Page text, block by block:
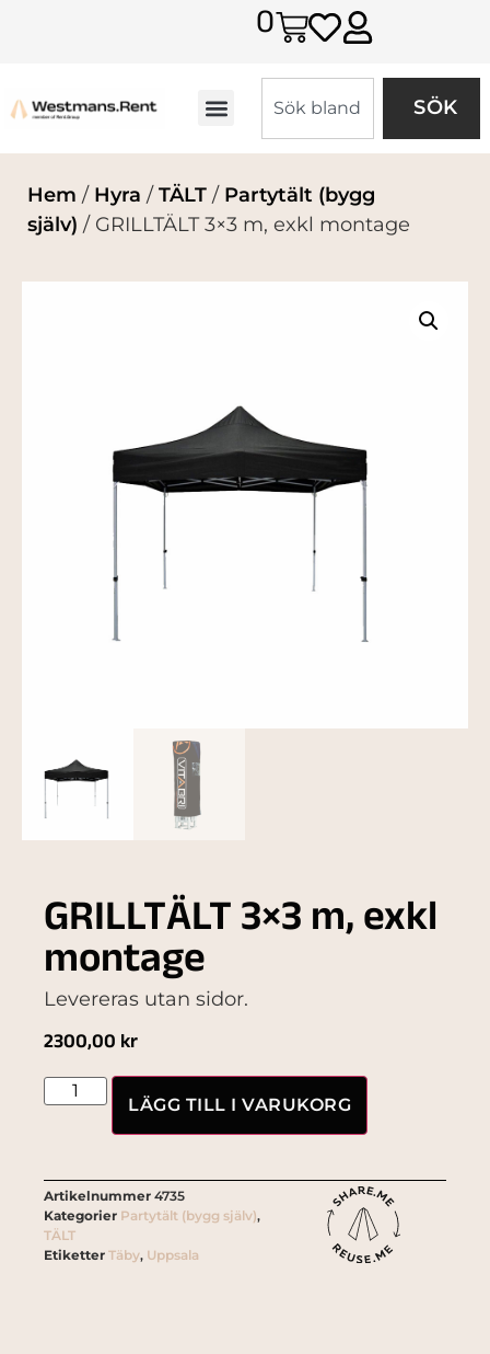
0
SÖK
Hem / Hyra / TÄLT / Partytält (bygg
själv) / GRILLTÄLT 3×3 m, exkl montage
GRILLTÄLT 3×3 m, exkl
montage
Levereras utan sidor.
2300,00 kr
LÄGG TILL I VARUKORG
Artikelnummer 4735
Kategorier Partytält (bygg själv),
TÄLT
Etiketter Täby, Uppsala